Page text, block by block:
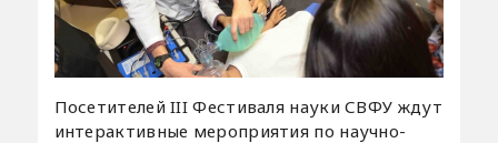
Посетителей III Фестиваля науки СВФУ ждут
интерактивные мероприятия по научно-